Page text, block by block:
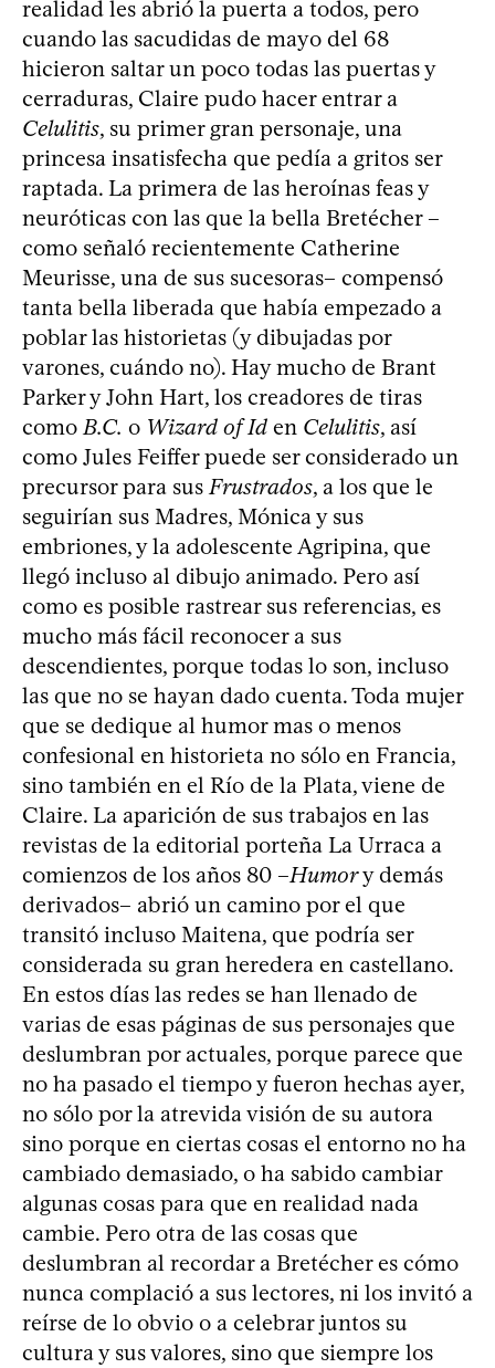
realidad les abrió la puerta a todos, pero
cuando las sacudidas de mayo del 68
hicieron saltar un poco todas las puertas y
cerraduras, Claire pudo hacer entrar a
Celulitis, su primer gran personaje, una
princesa insatisfecha que pedía a gritos ser
raptada. La primera de las heroínas feas y
neuróticas con las que la bella Bretécher –
como señaló recientemente Catherine
Meurisse, una de sus sucesoras– compensó
tanta bella liberada que había empezado a
poblar las historietas (y dibujadas por
varones, cuándo no). Hay mucho de Brant
Parker y John Hart, los creadores de tiras
comoB.C. o Wizard of Id en Celulitis, así
como Jules Feiffer puede ser considerado un
precursor para susFrustrados, a los que le
seguirían sus Madres, Mónica y sus
embriones, y la adolescente Agripina, que
llegó incluso al dibujo animado. Pero así
como es posible rastrear sus referencias, es
mucho más fácil reconocer a sus
descendientes, porque todas lo son, incluso
las que no se hayan dado cuenta. Toda mujer
que se dedique al humor mas o menos
confesional en historieta no sólo en Francia,
sino también en el Río de la Plata, viene de
Claire. La aparición de sus trabajos en las
revistas de la editorial porteña La Urraca a
comienzos de los años 80 –Humory demás
derivados– abrió un camino por el que
transitó incluso Maitena, que podría ser
considerada su gran heredera en castellano.
En estos días las redes se han llenado de
varias de esas páginas de sus personajes que
deslumbran por actuales, porque parece que
no ha pasado el tiempo y fueron hechas ayer,
no sólo por la atrevida visión de su autora
sino porque en ciertas cosas el entorno no ha
cambiado demasiado, o ha sabido cambiar
algunas cosas para que en realidad nada
cambie. Pero otra de las cosas que
deslumbran al recordar a Bretécher es cómo
nunca complació a sus lectores, ni los invitó a
reírse de lo obvio o a celebrar juntos su
cultura y sus valores, sino que siempre los